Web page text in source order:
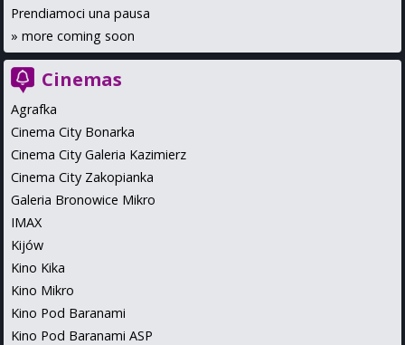
Prendiamoci una pausa
» more coming soon
Cinemas
Agrafka
Cinema City Bonarka
Cinema City Galeria Kazimierz
Cinema City Zakopianka
Galeria Bronowice Mikro
IMAX
Kijów
Kino Kika
Kino Mikro
Kino Pod Baranami
Kino Pod Baranami ASP